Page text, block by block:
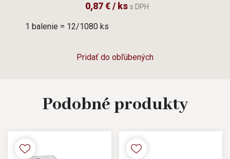
1 balenie = 12/1080 ks
Pridať do obľúbených
0,87 € / ks s DPH
Podobné produkty